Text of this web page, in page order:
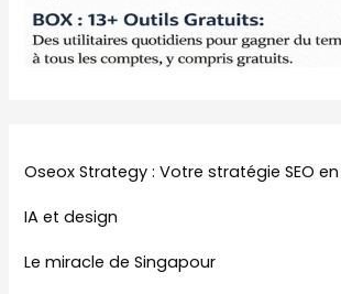
Oseox Strategy : Votre stratégie SEO en
IA et design
Le miracle de Singapour